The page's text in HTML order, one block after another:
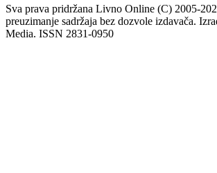
Sva prava pridržana Livno Online (C) 2005-
preuzimanje sadržaja bez dozvole izdavača.
Media. ISSN 2831-0950